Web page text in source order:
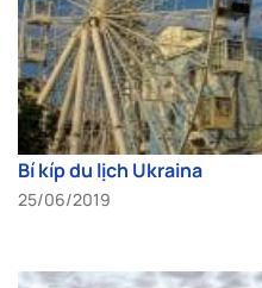
Bí kíp du lịch Ukraina
25/06/2019